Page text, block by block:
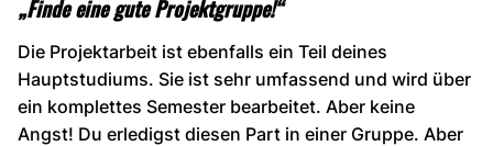
„Finde eine gute Projektgruppe!“
Die Projektarbeit ist ebenfalls ein Teil deines
Hauptstudiums. Sie ist sehr umfassend und wird über
ein komplettes Semester bearbeitet. Aber keine
Angst! Du erledigst diesen Part in einer Gruppe. Aber